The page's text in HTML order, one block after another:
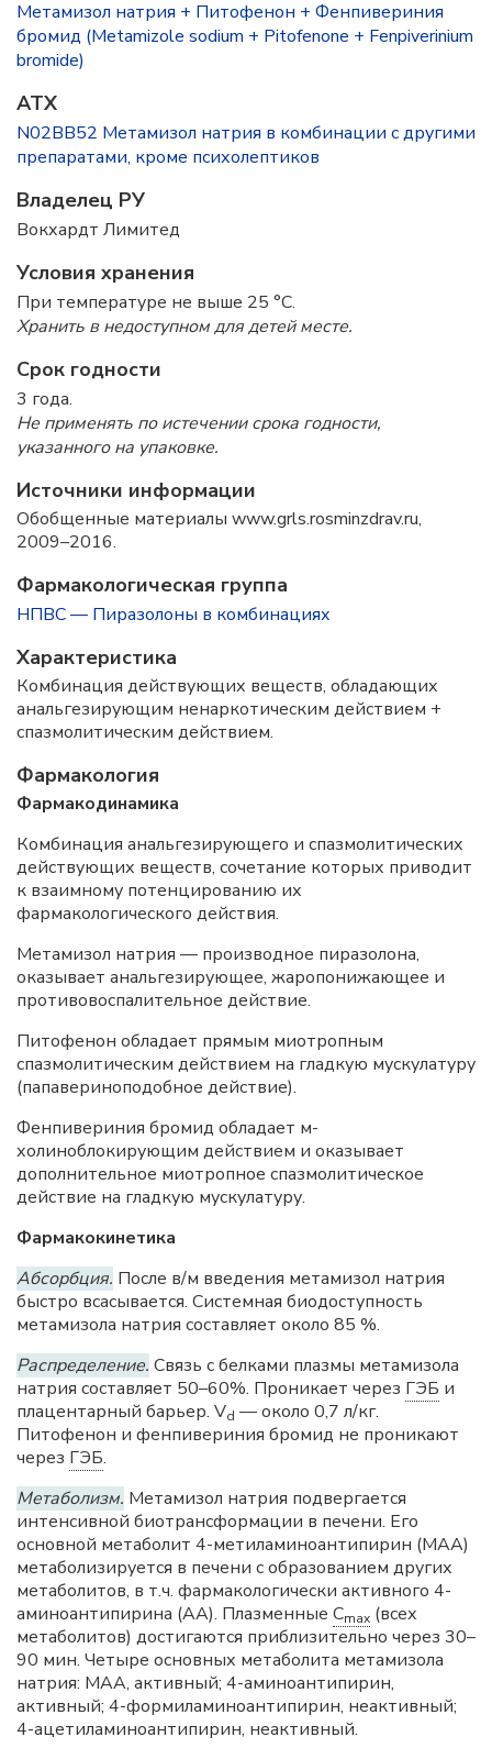
Метамизол натрия + Питофенон + Фенпивериния
бромид (Metamizole sodium + Pitofenone + Fenpiverinium
bromide)
ATX
N02BB52 Метамизол натрия в комбинации с другими
препаратами, кроме психолептиков
Владелец РУ
Вокхардт Лимитед
Условия хранения
При температуре не выше 25 °C.
Хранить в недоступном для детей месте.
Срок годности
3 года.
Не применять по истечении срока годности,
указанного на упаковке.
Источники информации
Обобщенные материалы www.grls.rosminzdrav.ru,
2009–2016.
Фармакологическая группа
НПВС — Пиразолоны в комбинациях
Характеристика
Комбинация действующих веществ, обладающих
анальгезирующим ненаркотическим действием +
спазмолитическим действием.
Фармакология
Фармакодинамика
Комбинация анальгезирующего и спазмолитических
действующих веществ, сочетание которых приводит
к взаимному потенцированию их
фармакологического действия.
Метамизол натрия — производное пиразолона,
оказывает анальгезирующее, жаропонижающее и
противовоспалительное действие.
Питофенон обладает прямым миотропным
спазмолитическим действием на гладкую мускулатуру
(папавериноподобное действие).
Фенпивериния бромид обладает м-
холиноблокирующим действием и оказывает
дополнительное миотропное спазмолитическое
действие на гладкую мускулатуру.
Фармакокинетика
Абсорбция. После в/м введения метамизол натрия
быстро всасывается. Системная биодоступность
метамизола натрия составляет около 85 %.
Распределение. Связь с белками плазмы метамизола
натрия составляет 50–60%. Проникает через ГЭБ и
плацентарный барьер. Vd — около 0,7 л/кг.
Питофенон и фенпивериния бромид не проникают
через ГЭБ.
Метаболизм. Метамизол натрия подвергается
интенсивной биотрансформации в печени. Его
основной метаболит 4-метиламиноантипирин (МАА)
метаболизируется в печени с образованием других
метаболитов, в т.ч. фармакологически активного 4-
аминоантипирина (АА). Плазменные Cmax (всех
метаболитов) достигаются приблизительно через 30–
90 мин. Четыре основных метаболита метамизола
натрия: МАА, активный; 4-аминоантипирин,
активный; 4-формиламиноантипирин, неактивный;
4-ацетиламиноантипирин, неактивный.